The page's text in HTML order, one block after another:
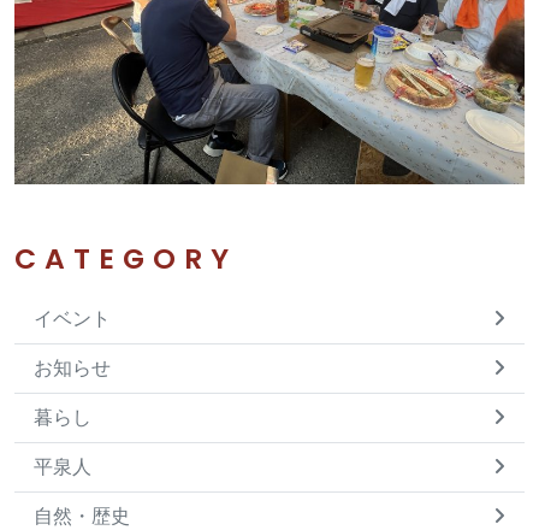
CATEGORY
イベント
お知らせ
暮らし
平泉人
自然・歴史